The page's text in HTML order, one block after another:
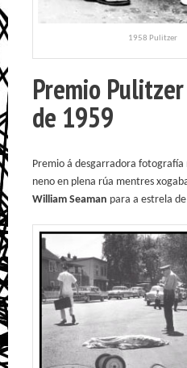
1958 Pulitzer
Premio
de 1959
Premio á desgarradora
neno en plena rúa mentres
William Seaman para a estrela